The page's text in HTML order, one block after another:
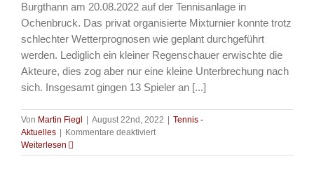
Burgthann am 20.08.2022 auf der Tennisanlage in
Ochenbruck. Das privat organisierte Mixturnier konnte trotz
schlechter Wetterprognosen wie geplant durchgeführt
werden. Lediglich ein kleiner Regenschauer erwischte die
Akteure, dies zog aber nur eine kleine Unterbrechung nach
sich. Insgesamt gingen 13 Spieler an [...]
Von Martin Fiegl August 22nd, 2022
Tennis -
Aktuelles
Kommentare deaktiviertfür
–
Weiterlesen